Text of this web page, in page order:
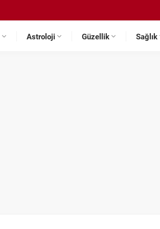
Astroloji Güzellik Sağlık